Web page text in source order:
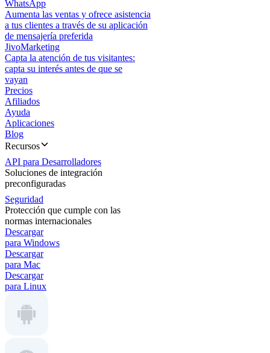
WhatsApp
Aumenta las ventas y ofrece asistencia
a tus clientes a través de su aplicación
de mensajería preferida
JivoMarketing
Capta la atención de tus visitantes:
capta su interés antes de que se
vayan
Precios
Afiliados
Ayuda
Aplicaciones
Blog
Recursos
API para Desarrolladores
Soluciones de integración
preconfiguradas
Seguridad
Protección que cumple con las
normas internacionales
Descargar
para Windows
Descargar
para Mac
Descargar
para Linux